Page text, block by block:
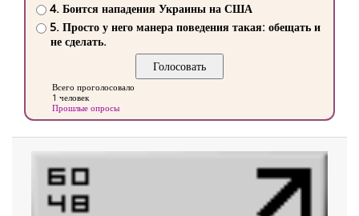
4. Боится нападения Украины на США
5. Просто у него манера поведения такая: обещать и
не сделать.
Всего проголосовало
1 человек
Прошлые опросы